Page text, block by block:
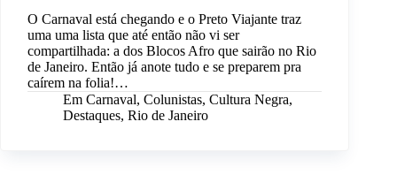
O Carnaval está chegando e o Preto Viajante traz
uma uma lista que até então não vi ser
compartilhada: a dos Blocos Afro que sairão no Rio
de Janeiro. Então já anote tudo e se preparem pra
caírem na folia!…
Em Carnaval,Colunistas,Cultura Negra,
Destaques, Rio de Janeiro